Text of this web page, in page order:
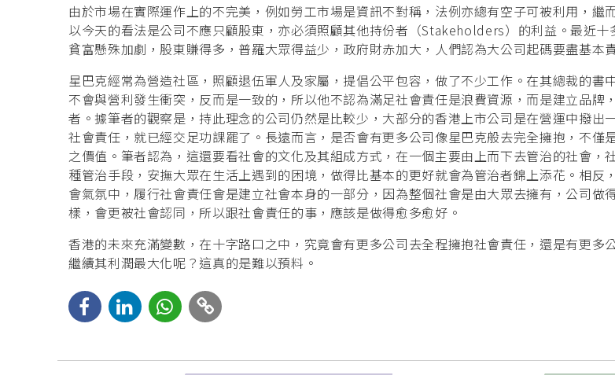
由於市場在實際運作上的不完美，例如勞工市場是資訊不對稱，法例亦總有空子可被利用，繼
以今天的看法是公司不應只顧股東，亦必須照顧其他持份者（Stakeholders）的利益。最近十
貧富懸殊加劇，股東賺得多，普羅大眾得益少，政府財赤加大，人們認為大公司起碼要盡基本
星巴克經常為營造社區，照顧退伍軍人及家屬，提倡公平包容，做了不少工作。在其總裁的書
不會與營利發生衝突，反而是一致的，所以他不認為滿足社會責任是浪費資源，而是建立品牌
者。據筆者的觀察是，持此理念的公司仍然是比較少，大部分的香港上市公司是在營運中撥出
社會責任，就已經交足功課罷了。長遠而言，是否會有更多公司像星巴克般去完全擁抱，不僅
之價值。筆者認為，這還要看社會的文化及其組成方式，在一個主要由上而下去管治的社會，
種管治手段，安撫大眾在生活上遇到的困境，做得比基本的更好就會為管治者錦上添花。相反
會氣氛中，履行社會責任會是建立社會本身的一部分，因為整個社會是由大眾去擁有，公司做
樣，會更被社會認同，所以跟社會責任的事，應該是做得愈多愈好。
香港的未來充滿變數，在十字路口之中，究竟會有更多公司去全程擁抱社會責任，還是有更多
繼續其利潤最大化呢？這真的是難以預料。